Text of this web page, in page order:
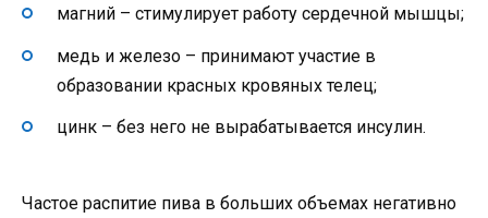
магний – стимулирует работу сердечной мышцы;
медь и железо – принимают участие в
образовании красных кровяных телец;
цинк – без него не вырабатывается инсулин.
Частое распитие пива в больших объемах негативно